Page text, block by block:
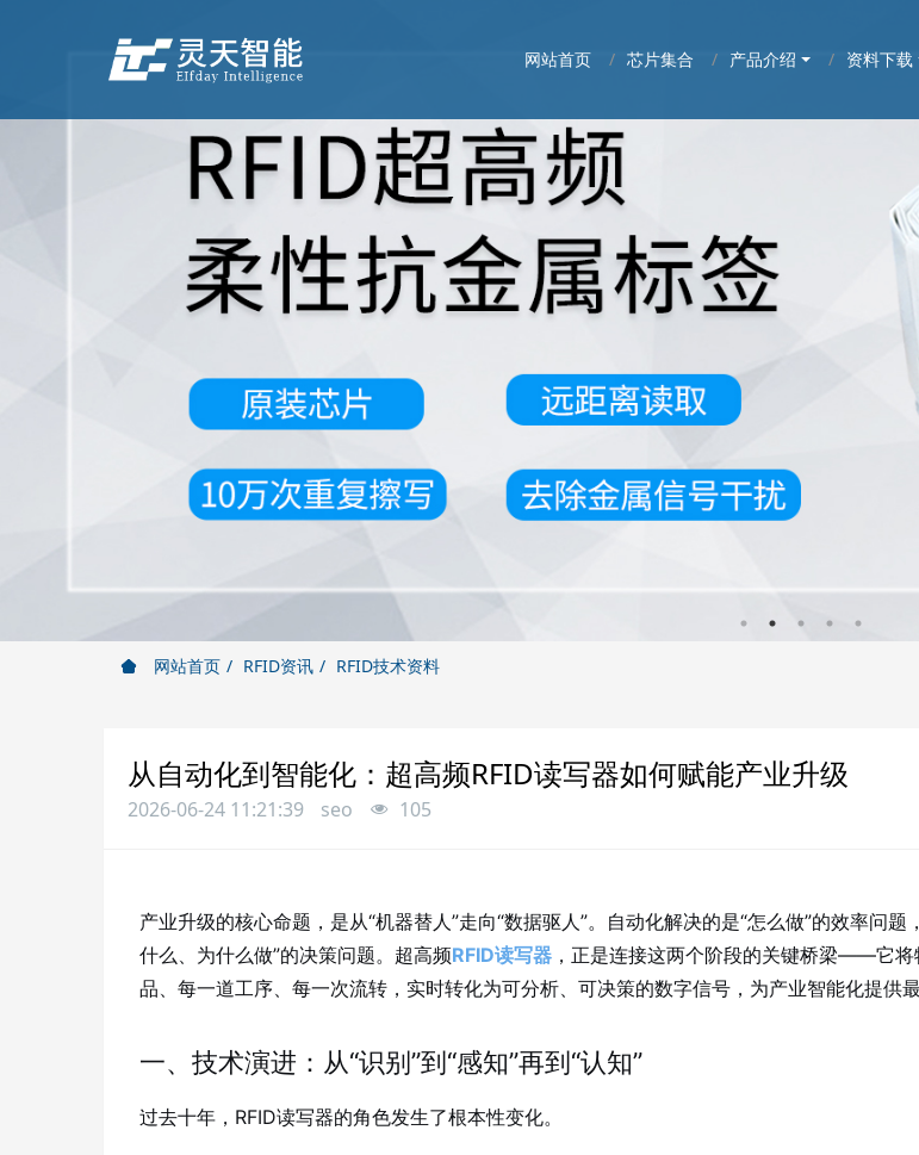
网站首页 芯片集合 产品介绍 资料下载
网站首页 RFID资讯 RFID技术资料
从自动化到智能化：超高频RFID读写器如何赋能产业升级
2026-06-24 11:21:39 seo 105
产业升级的核心命题，是从“机器替人”走向“数据驱人”。自动化解决的是“怎么做”的效率问题
什么、为什么做”的决策问题。超高频RFID读写器 ，正是连接这两个阶段的关键桥梁——它将
品、每一道工序、每一次流转，实时转化为可分析、可决策的数字信号，为产业智能化提供最
一、技术演进：从“识别”到“感知”再到“认知”
过去十年，RFID读写器的角色发生了根本性变化。